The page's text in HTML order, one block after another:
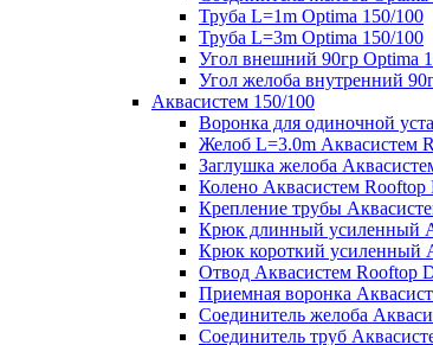
Труба L=1m Optima 150/100
Труба L=3m Optima 150/100
Угол внешний 90гр Optima
Угол желоба внутренний
Аквасистем 150/100
Воронка для одиночной
Желоб L=3.0m Аквасистем
Заглушка желоба
Колено Аквасистем Rooftop
Крепление трубы
Крюк длинный усиленный
Крюк короткий усиленный
Отвод Аквасистем Rooftop
Приемная воронка
Соединитель желоба
Соединитель труб